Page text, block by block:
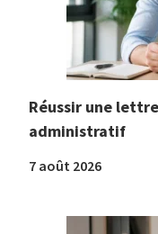
Réussir une
administratif
7 août 2026